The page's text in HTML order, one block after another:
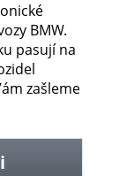
BMW.
pasují na
zašleme